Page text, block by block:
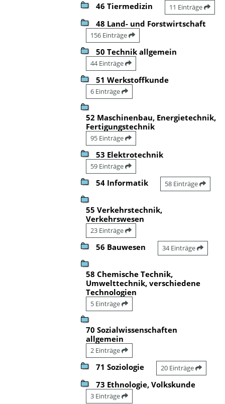
46 Tiermedizin 11 Einträge
48 Land- und Forstwirtschaft
156 Einträge
50 Technik allgemein
44 Einträge
51 Werkstoffkunde
6 Einträge
52 Maschinenbau, Energietechnik,
Fertigungstechnik
95 Einträge
53 Elektrotechnik
59 Einträge
54 Informatik 58 Einträge
55 Verkehrstechnik,
Verkehrswesen
23 Einträge
56 Bauwesen 34 Einträge
58 Chemische Technik,
Umwelttechnik, verschiedene
Technologien
5 Einträge
70 Sozialwissenschaften
allgemein
2 Einträge
71 Soziologie 20 Einträge
73 Ethnologie, Volkskunde
3 Einträge